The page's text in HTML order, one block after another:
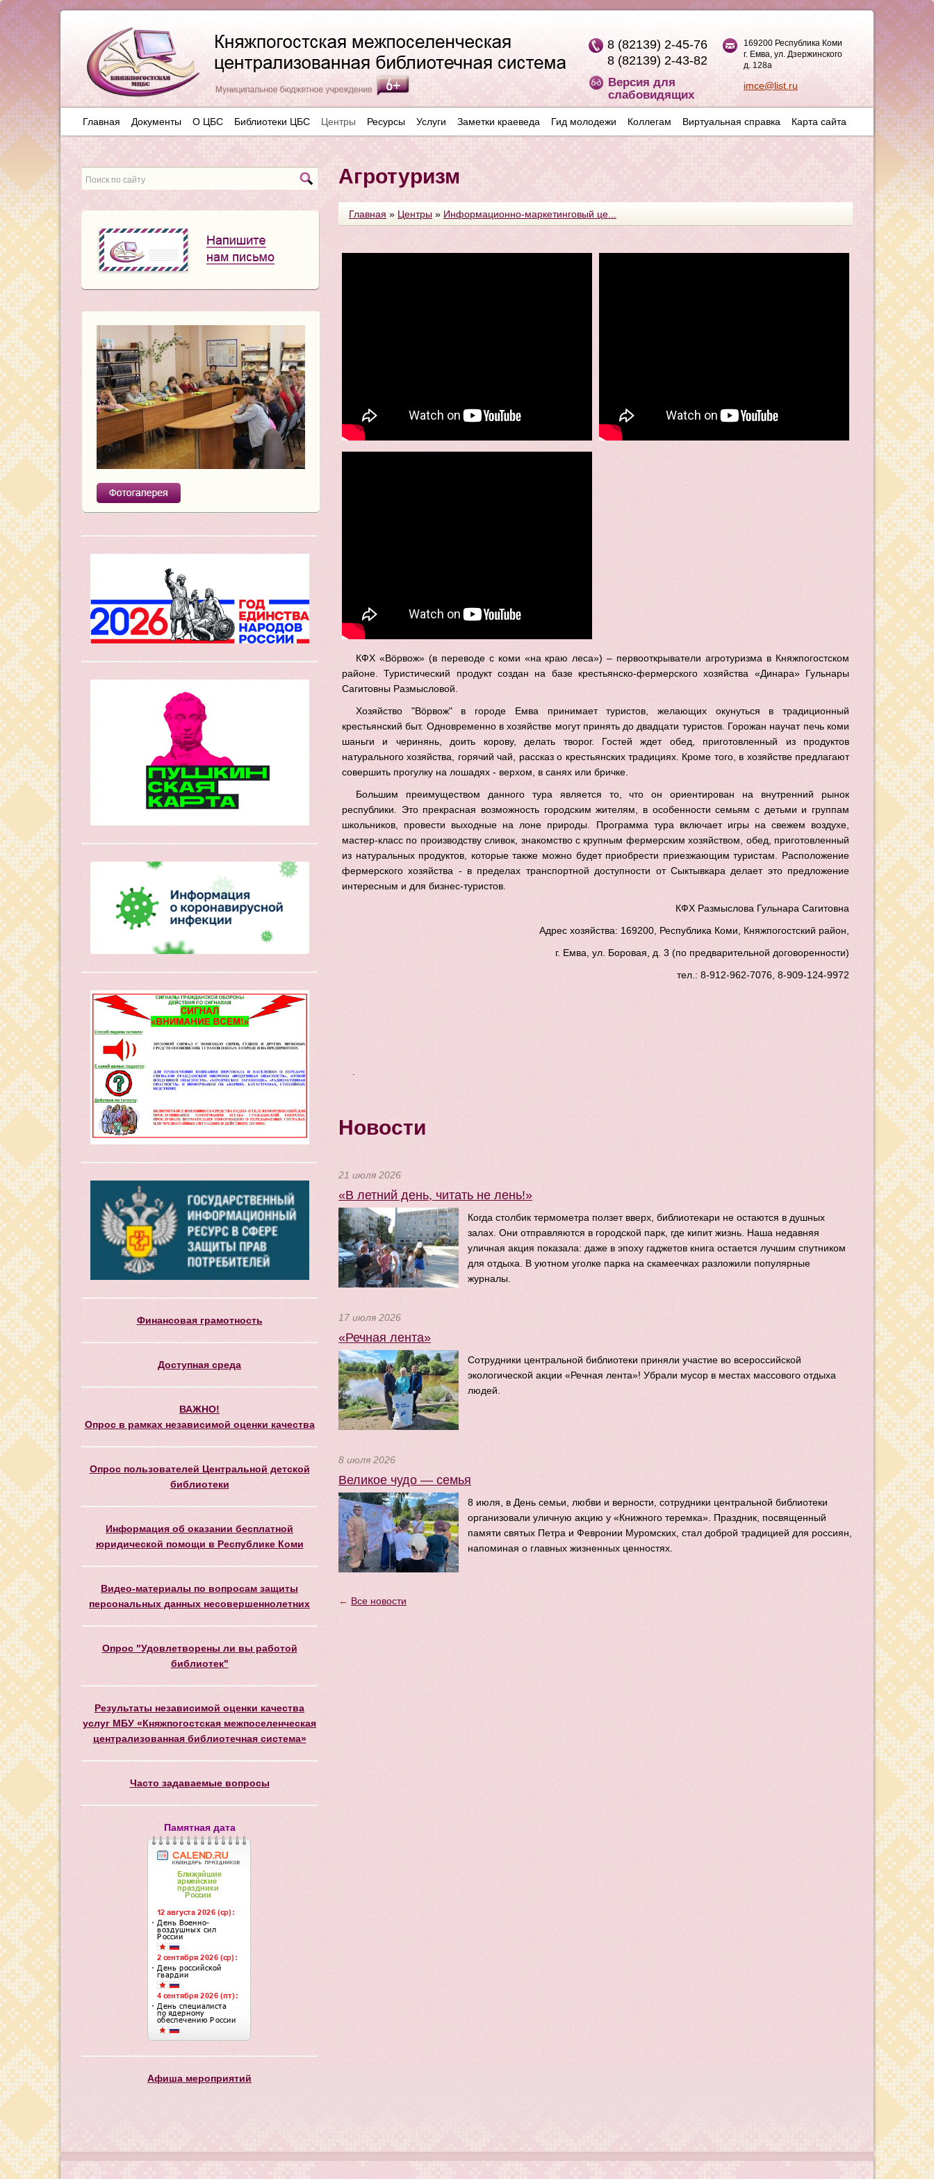
169200 Республика Коми
г. Емва, ул. Дзержинского
д. 128а
imce@list.ru
8 (82139) 2-45-76
8 (82139) 2-43-82
Версия для
слабовидящих
Главная Документы О ЦБС Библиотеки ЦБС Центры Ресурсы Услуги Заметки краеведа Гид молодежи Коллегам Виртуальная справка Карта сайта
Финансовая грамотность
Доступная среда
ВАЖНО!
Опрос в рамках независимой оценки качества
Опрос пользователей Центральной детской
библиотеки
Информация об оказании бесплатной
юридической помощи в Республике Коми
Видео-материалы по вопросам защиты
персональных данных несовершеннолетних
Опрос "Удовлетворены ли вы работой
библиотек"
Результаты независимой оценки качества
услуг МБУ «Княжпогостская межпоселенческая
централизованная библиотечная система»
Часто задаваемые вопросы
Памятная дата
Афиша мероприятий
Агротуризм
Главная » Центры » Информационно-маркетинговый це...
КФХ «Вöрвож» (в переводе с коми «на краю леса»)– первооткрыватели агротуризма в Княжпогостском
районе.Туристический продукт создан на базе крестьянско-фермерского хозяйства «Динара» Гульнары
Сагитовны Размысловой.
Хозяйство "Вöрвож" в городе Емва принимает туристов, желающих окунуться в традиционный
крестьянский быт. Одновременно в хозяйстве могут принять до двадцати туристов. Горожан научат печь коми
шаньги и черинянь, доить корову, делать творог. Гостей ждет обед, приготовленный из продуктов
натурального хозяйства, горячий чай, рассказ о крестьянских традициях. Кроме того, в хозяйстве предлагают
совершить прогулку на лошадях - верхом, в санях или бричке.
Большим преимуществом данного тура является то, что он ориентирован на внутренний рынок
республики. Это прекрасная возможность городским жителям, в особенности семьям с детьми и группам
школьников, провести выходные на лоне природы. Программа тура включает игры на свежем воздухе,
мастер-класс по производству сливок, знакомство с крупным фермерским хозяйством, обед, приготовленный
из натуральных продуктов, которые также можно будет приобрести приезжающим туристам. Расположение
фермерского хозяйства - в пределах транспортной доступности от Сыктывкара делает это предложение
интересным и для бизнес-туристов.
КФХ Размыслова Гульнара Сагитовна
Адрес хозяйства: 169200, Республика Коми, Княжпогостский район,
г. Емва, ул. Боровая, д. 3 (по предварительной договоренности)
тел.: 8-912-962-7076, 8-909-124-9972
Новости
21 июля 2026
«В летний день, читать не лень!»
Когда столбик термометра ползет вверх, библиотекари не остаются в душных
залах. Они отправляются в городской парк, где кипит жизнь. Наша недавняя
уличная акция показала: даже в эпоху гаджетов книга остается лучшим спутником
для отдыха. В уютном уголке парка на скамеечках разложили популярные
журналы.
17 июля 2026
«Речная лента»
Сотрудники центральной библиотеки приняли участие во всероссийской
экологической акции «Речная лента»! Убрали мусор в местах массового отдыха
людей.
8 июля 2026
Великое чудо — семья
8 июля, в День семьи, любви и верности, сотрудники центральной библиотеки
организовали уличную акцию у «Книжного теремка». Праздник, посвященный
памяти святых Петра и Февронии Муромских, стал доброй традицией для россиян,
напоминая о главных жизненных ценностях.
← Все новости